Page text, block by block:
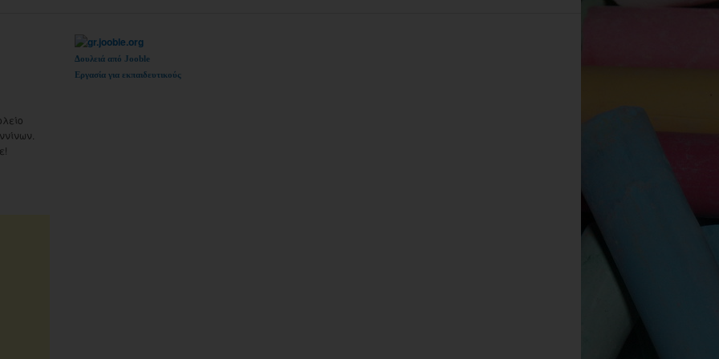
Δουλειά από Jooble
Εργασία για εκπαιδευτικούς